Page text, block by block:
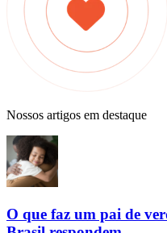
Nossos artigos em destaque
O que faz um pai de